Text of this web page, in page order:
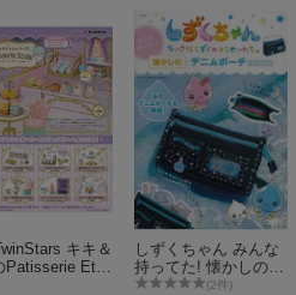
キキ＆
Patisserie Etoil
入りBOX】
しずくちゃん みんな
持ってた! 懐かしのデ
ニムポーチBOOK
(2件)